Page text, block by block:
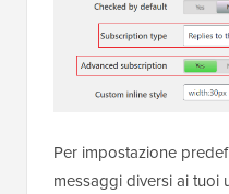
Per impostazione
messaggi diversi ai tuoi